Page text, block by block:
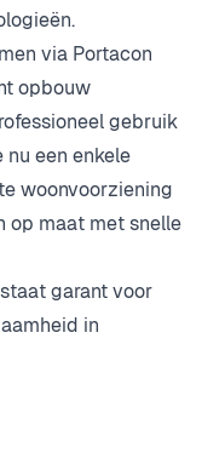
via Portacon
opbouw
gebruik
een enkele
woonvoorziening
op maat met snelle
garant voor
in